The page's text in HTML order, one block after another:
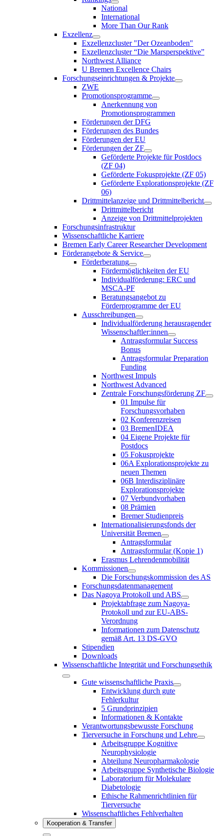
National
International
More Than Our Rank
Exzellenz
Exzellenzcluster "Der Ozeanboden"
Exzellenzcluster “Die Marsperspektive”
Northwest Alliance
U Bremen Excellence Chairs
Forschungseinrichtungen & Projekte
ZWE
Promotionsprogramme
Anerkennung von
Promotionsprogrammen
Förderungen der DFG
Förderungen des Bundes
Förderungen der EU
Förderungen der ZF
Geförderte Projekte für Postdocs
(ZF 04)
Geförderte Fokusprojekte (ZF 05)
Geförderte Explorationsprojekte (ZF
06)
Drittmittelanzeige und Drittmittelbericht
Drittmittelbericht
Anzeige von Drittmittelprojekten
Forschungsinfrastruktur
Wissenschaftliche Karriere
Bremen Early Career Researcher Development
Förderangebote & Service
Förderberatung
Fördermöglichkeiten der EU
Individualförderung: ERC und
MSCA-PF
Beratungsangebot zu
Förderprogramme der EU
Ausschreibungen
Individualförderung herausragender
Wissenschaftler:innen
Antragsformular Success
Bonus
Antragsformular Preparation
Funding
Northwest Impuls
Northwest Advanced
Zentrale Forschungsförderung ZF
01 Impulse für
Forschungsvorhaben
02 Konferenzreisen
03 BremenIDEA
04 Eigene Projekte für
Postdocs
05 Fokusprojekte
06A Explorationsprojekte zu
neuen Themen
06B Interdisziplinäre
Explorationsprojekte
07 Verbundvorhaben
08 Prämien
Bremer Studienpreis
Internationalisierungsfonds der
Universität Bremen
Antragsformular
Antragsformular (Kopie 1)
Erasmus Lehrendenmobilität
Kommissionen
Die Forschungskommission des AS
Forschungsdatenmanagement
Das Nagoya Protokoll und ABS
Projektabfrage zum Nagoya-
Protokoll und zur EU-ABS-
Verordnung
Informationen zum Datenschutz
gemäß Art. 13 DS-GVO
Stipendien
Downloads
Wissenschaftliche Integrität und Forschungsethik
Gute wissenschaftliche Praxis
Entwicklung durch gute
Fehlerkultur
5 Grundprinzipien
Informationen & Kontakte
Verantwortungsbewusste Forschung
Tierversuche in Forschung und Lehre
Arbeitsgruppe Kognitive
Neurophysiologie
Abteilung Neuropharmakologie
Arbeitsgruppe Synthetische Biologie
Laboratorium für Molekulare
Diabetologie
Ethische Rahmenrichtlinien für
Tierversuche
Wissenschaftliches Fehlverhalten
Kooperation & Transfer